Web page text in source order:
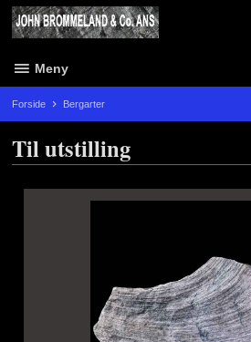
Gå
Meny
Forside Bergarter
Til utstilling